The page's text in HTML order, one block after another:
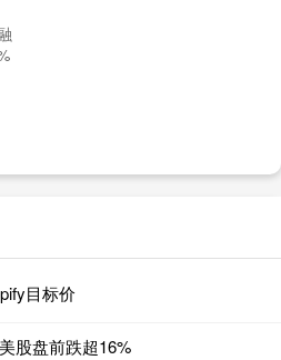
目标价
股盘前跌超16%